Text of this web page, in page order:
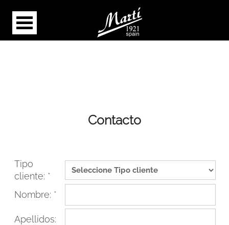
Contacto
Tipo
cliente: *
Nombre: *
Apellidos: